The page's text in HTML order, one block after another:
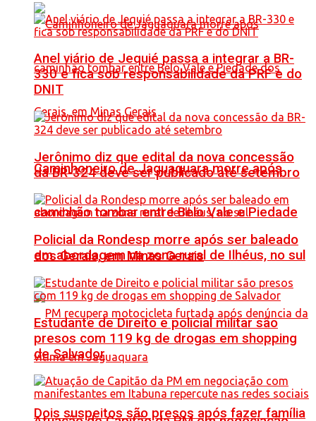
Caminhoneiro de Jaguaquara morre após
caminhão tombar entre Belo Vale e Piedade
dos Gerais, em Minas Gerais
Dois suspeitos são presos após fazer família
Anel viário de Jequié passa a integrar a BR-
330 e fica sob responsabilidade da PRF e do
DNIT
Jerônimo diz que edital da nova concessão
da BR-324 deve ser publicado até setembro
Policial da Rondesp morre após ser baleado
em abordagem na zona rural de Ilhéus, no sul
Estudante de Direito e policial militar são
presos com 119 kg de drogas em shopping
de Salvador